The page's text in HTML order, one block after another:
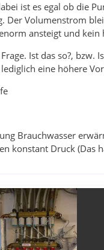
ist es egal ob die
Der Volumenstrom
ansteigt und
Ist das so?,
lediglich eine höhere
Brauchwasser
konstant Druck (Das